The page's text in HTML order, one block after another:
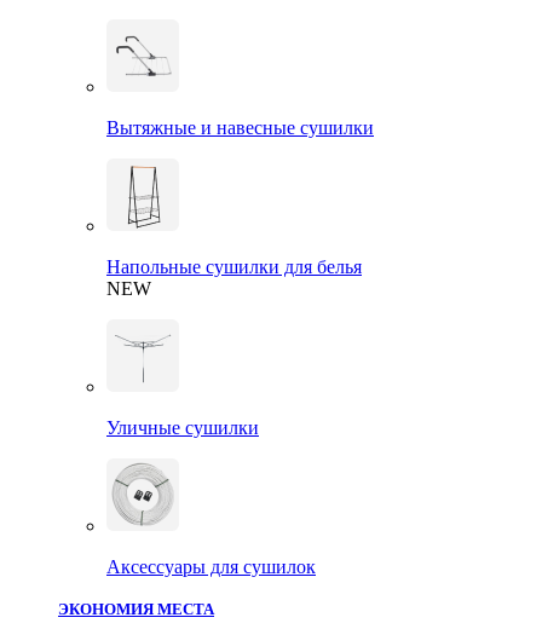
Вытяжные и навесные сушилки
Напольные сушилки для белья
NEW
Уличные сушилки
Аксессуары для сушилок
ЭКОНОМИЯ МЕСТА